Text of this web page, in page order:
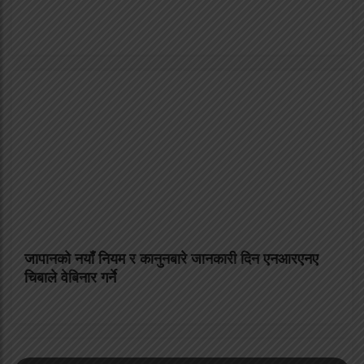
जापानको नयाँ नियम र कानुनबारे जानकारी दिन एनआरएनए
चिबाले वेबिनार गर्ने